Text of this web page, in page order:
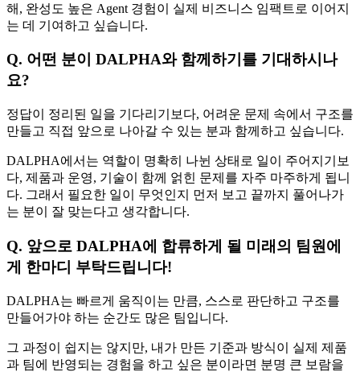
해, 완성도 높은 Agent 경험이 실제 비즈니스 임팩트로 이어지
는 데 기여하고 싶습니다.
Q. 어떤 분이 DALPHA와 함께하기를 기대하시나
요?
정답이 정리된 일을 기다리기보다, 어려운 문제 속에서 구조를
만들고 직접 앞으로 나아갈 수 있는 분과 함께하고 싶습니다.
DALPHA에서는 역할이 명확히 나뉜 상태로 일이 주어지기보
다, 제품과 운영, 기술이 함께 얽힌 문제를 자주 마주하게 됩니
다. 그래서 필요한 일이 무엇인지 먼저 보고 끝까지 풀어나가
는 분이 잘 맞는다고 생각합니다.
Q. 앞으로 DALPHA에 합류하게 될 미래의 팀원에
게 한마디 부탁드립니다!
DALPHA는 빠르게 움직이는 만큼, 스스로 판단하고 구조를
만들어가야 하는 순간도 많은 팀입니다.
그 과정이 쉽지는 않지만, 내가 만든 기준과 방식이 실제 제품
과 팀에 반영되는 경험을 하고 싶은 분이라면 분명 큰 보람을